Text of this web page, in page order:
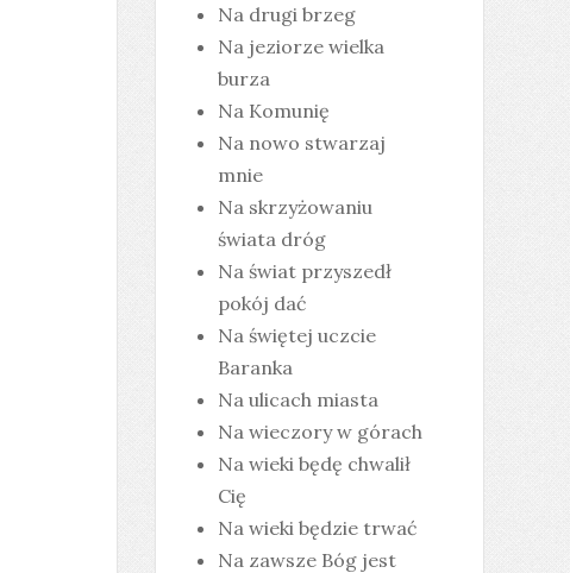
Na drugi brzeg
Na jeziorze wielka
burza
Na Komunię
Na nowo stwarzaj
mnie
Na skrzyżowaniu
świata dróg
Na świat przyszedł
pokój dać
Na świętej uczcie
Baranka
Na ulicach miasta
Na wieczory w górach
Na wieki będę chwalił
Cię
Na wieki będzie trwać
Na zawsze Bóg jest